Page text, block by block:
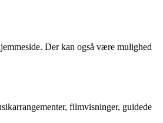
Der kan også være mulighed
filmvisninger, guidede